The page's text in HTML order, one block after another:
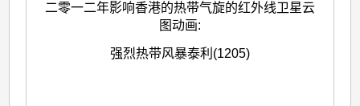
二零一二年影响香港的热带气旋的红外线卫星云
图动画:
强烈热带风暴泰利(1205)